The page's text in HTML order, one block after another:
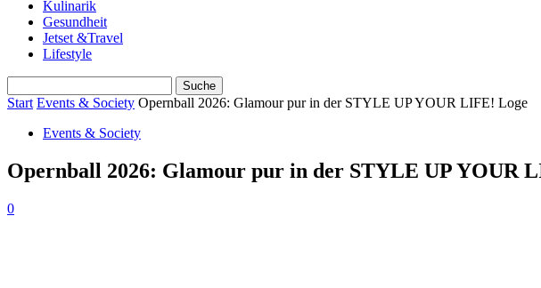
Kulinarik
Gesundheit
Jetset &Travel
Lifestyle
Start Events & Society Opernball 2026: Glamour pur in der STYLE UP YOUR LIFE! Loge
Events & Society
Opernball 2026: Glamour pur in der STYLE UP YOUR
0